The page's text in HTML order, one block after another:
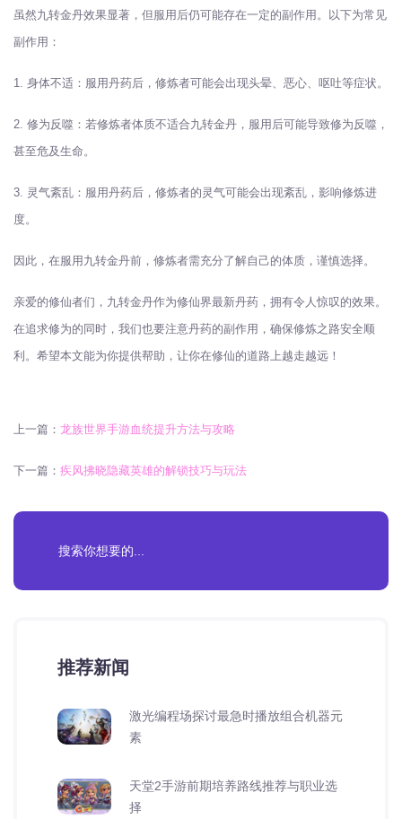
虽然九转金丹效果显著，但服用后仍可能存在一定的副作用。以下为常见
副作用：
1. 身体不适：服用丹药后，修炼者可能会出现头晕、恶心、呕吐等症状。
2. 修为反噬：若修炼者体质不适合九转金丹，服用后可能导致修为反噬，
甚至危及生命。
3. 灵气紊乱：服用丹药后，修炼者的灵气可能会出现紊乱，影响修炼进
度。
因此，在服用九转金丹前，修炼者需充分了解自己的体质，谨慎选择。
亲爱的修仙者们，九转金丹作为修仙界最新丹药，拥有令人惊叹的效果。
在追求修为的同时，我们也要注意丹药的副作用，确保修炼之路安全顺
利。希望本文能为你提供帮助，让你在修仙的道路上越走越远！
上一篇： 龙族世界手游血统提升方法与攻略
下一篇： 疾风拂晓隐藏英雄的解锁技巧与玩法
推荐新闻
激光编程场探讨最急时播放组合机器元
素
天堂2手游前期培养路线推荐与职业选
择